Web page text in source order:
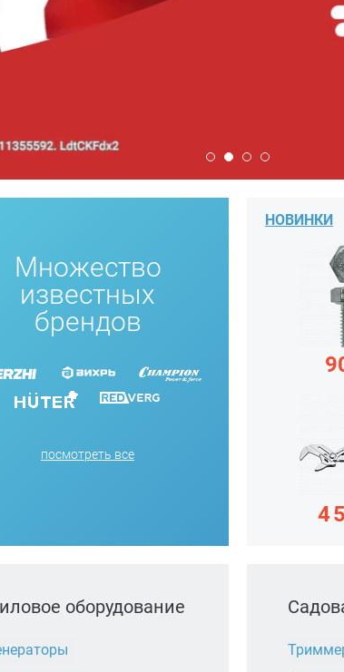
Множество
известных
брендов
посмотреть все
НОВИНКИ
4
оборудование